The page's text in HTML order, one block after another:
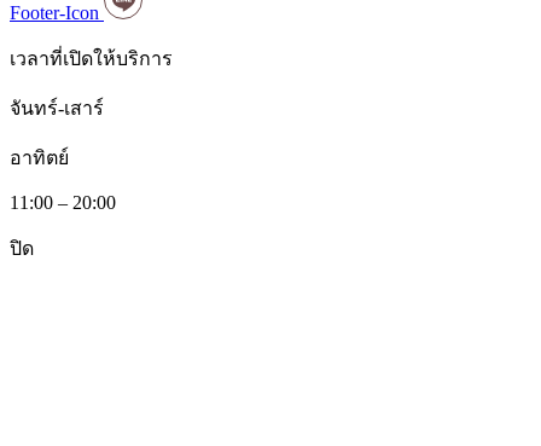
Footer-Icon
เวลาที่เปิดให้บริการ
จันทร์-เสาร์
อาทิตย์
11:00 – 20:00
ปิด